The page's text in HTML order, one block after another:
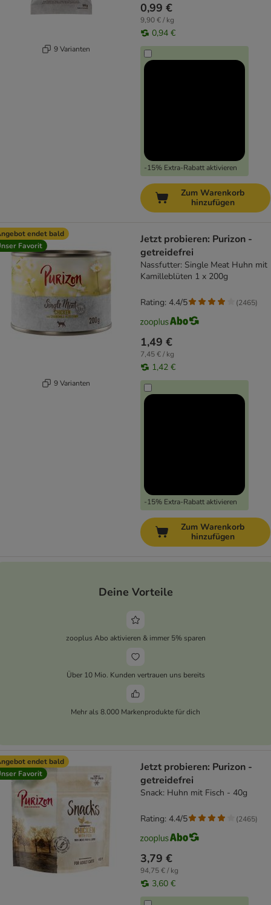
9 Varianten
0,99 €
9,90 € / kg
0,94 €
-15% Extra-Rabatt aktivieren
Zum Warenkorb
hinzufügen
endet bald
Favorit
9 Varianten
Jetzt probieren: Purizon -
getreidefrei
Nassfutter: Single Meat Huhn mit
Kamilleblüten 1 x 200g
1,49 €
7,45 € / kg
1,42 €
-15% Extra-Rabatt aktivieren
Rating: 4.4/5 (2465)
Zum Warenkorb
hinzufügen
Deine Vorteile
zooplus Abo aktivieren & immer 5% sparen
Über 10 Mio. Kunden vertrauen uns bereits
Mehr als 8.000 Markenprodukte für dich
endet bald
Favorit
Jetzt probieren: Purizon -
getreidefrei
Snack: Huhn mit Fisch - 40g
3,79 €
94,75 € / kg
3,60 €
Rating: 4.4/5 (2465)